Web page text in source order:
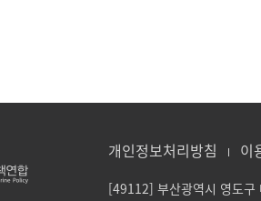
개인정보처리방침 이
[49112] 부산광역시 영도구